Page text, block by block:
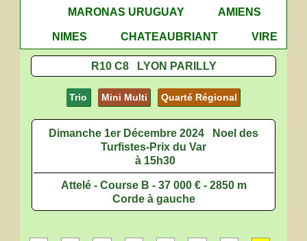
MARONAS URUGUAY
AMIENS
NIMES
CHATEAUBRIANT VIRE
R10 C8 LYON PARILLY
Trio Mini Multi Quarté Régional
Dimanche 1er Décembre 2024
Noel des
Turfistes-Prix du Var
à 15h30
Attelé - Course B - 37 000 € - 2850 m
Corde à gauche